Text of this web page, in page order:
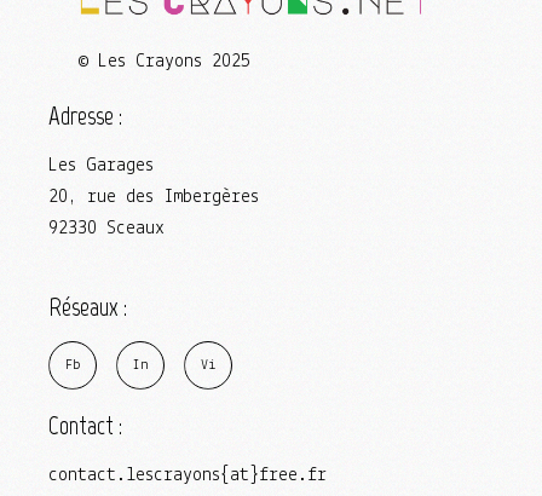
© Les Crayons 2025
Adresse :
Les Garages
20, rue des Imbergères
92330 Sceaux
Réseaux :
Fb In Vi
Contact :
contact.lescrayons{at}free.fr